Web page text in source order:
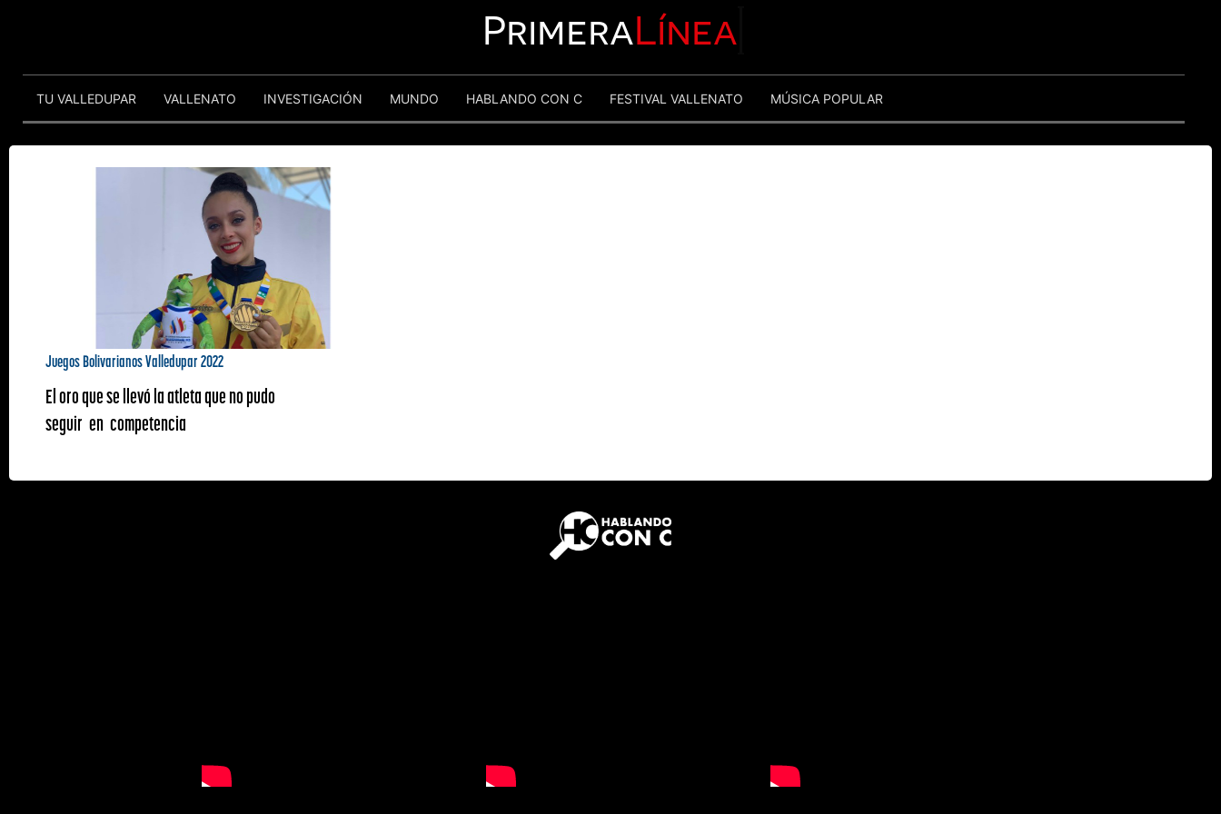
PrimeraLínea
TU VALLEDUPAR VALLENATO INVESTIGACIÓN MUNDO HABLANDO CON C FESTIVAL VALLENATO MÚSICA POPULAR
Juegos Bolivarianos Valledupar 2022
El oro que se llevó la atleta que no pudo
seguir en competencia